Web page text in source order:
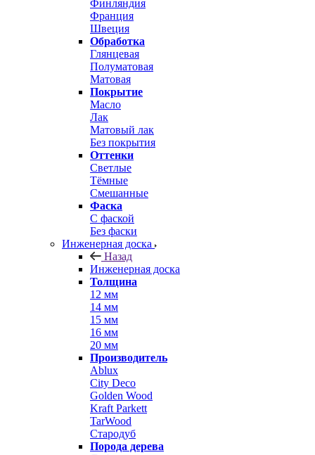
Финляндия
Франция
Швеция
Обработка
Глянцевая
Полуматовая
Матовая
Покрытие
Масло
Лак
Матовый лак
Без покрытия
Оттенки
Светлые
Тёмные
Смешанные
Фаска
С фаской
Без фаски
Инженерная доска
Назад
Инженерная доска
Толщина
12 мм
14 мм
15 мм
16 мм
20 мм
Производитель
Ablux
City Deco
Golden Wood
Kraft Parkett
TarWood
Стародуб
Порода дерева